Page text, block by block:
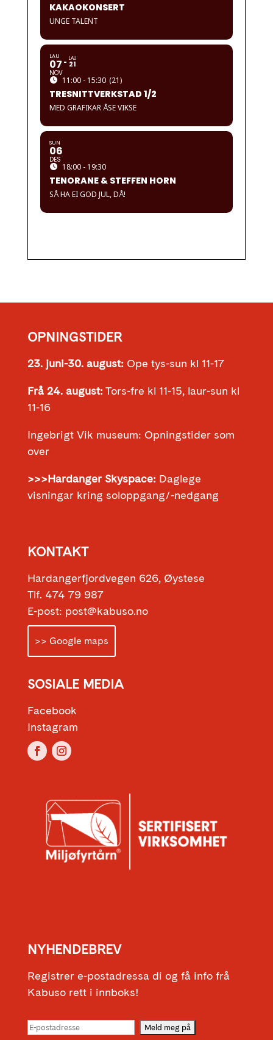
KAKAOKONSERT
UNGE TALENT
LAU
07
NOV
LAU
21
11:00 - 15:30 (21)
TRESNITTVERKSTAD 1/2
MED GRAFIKAR ÅSE VIKSE
SUN
06
DES
18:00 - 19:30
TENORANE & STEFFEN HORN
SÅ HA EI GOD JUL, DÅ!
OPNINGSTIDER
23. juni-30. august:Ope tys-sun kl 11-17
Frå 24. august:Tors-fre kl 11-15, laur-sun kl
11-16
Ingebrigt Vik museum: Opningstider som
over
>>>Hardanger Skyspace:Daglege
visningar kring soloppgang/-nedgang
KONTAKT
Hardangerfjordvegen 626, Øystese
Tlf. 474 79 987
E-post: post@kabuso.no
>> Google maps
SOSIALE MEDIA
Facebook
Instagram
NYHENDEBREV
Registrer e-postadressa di og få info frå
Kabuso rett i innboks!